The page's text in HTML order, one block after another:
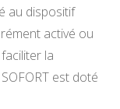
au dispositif
activé ou
la
est doté